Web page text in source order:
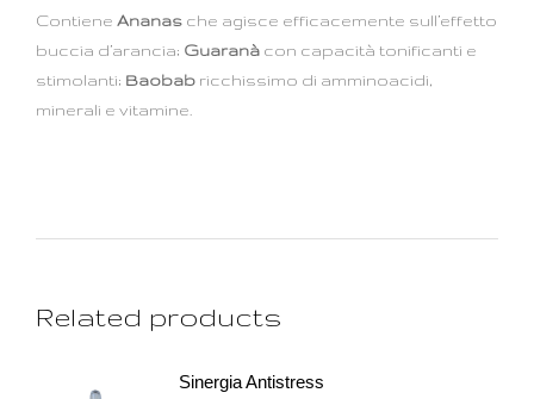
Contiene Ananas che agisce efficacemente sull’effetto
buccia d’arancia; Guaranà con capacità tonificanti e
stimolanti; Baobab ricchissimo di amminoacidi,
minerali e vitamine.
Related products
Sinergia Antistress